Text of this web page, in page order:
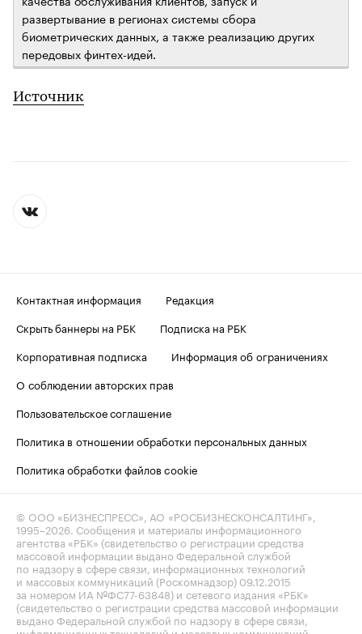
развертывание в регионах системы сбора
биометрических данных, а также реализацию других
передовых финтех-идей.
Источник
Контактная информация
Редакция
Скрыть баннеры на РБК
Подписка на РБК
Корпоративная подписка
Информация об ограничениях
О соблюдении авторских прав
Пользовательское соглашение
Политика в отношении обработки персональных данных
Политика обработки файлов cookie
© ООО «БИЗНЕСПРЕСС», АО «РОСБИЗНЕСКОНСАЛТИНГ»,
1995–2026. Сообщения и материалы информационного
агентства «РБК» (свидетельство о регистрации средства
массовой информации выдано Федеральной службой
по надзору в сфере связи, информационных технологий
и массовых коммуникаций (Роскомнадзор) 09.12.2015
за номером ИА №ФС77-63848) и сетевого издания «РБК»
(свидетельство о регистрации средства массовой информации
выдано Федеральной службой по надзору в сфере связи,